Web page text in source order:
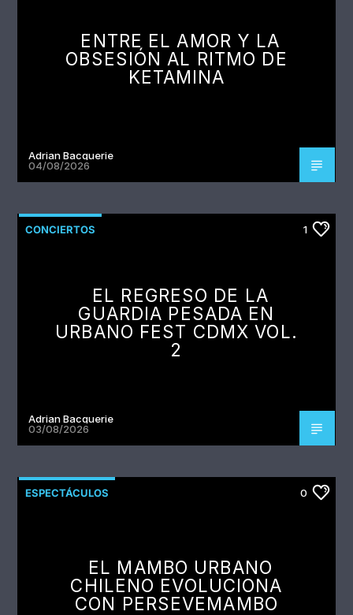
ENTRE EL AMOR Y LA
OBSESIÓN AL RITMO DE
KETAMINA
Adrian Bacquerie
04/08/2026
CONCIERTOS 1
EL REGRESO DE LA
GUARDIA PESADA EN
URBANO FEST CDMX VOL.
2
Adrian Bacquerie
03/08/2026
ESPECTÁCULOS 0
EL MAMBO URBANO
CHILENO EVOLUCIONA
CON PERSEVEMAMBO